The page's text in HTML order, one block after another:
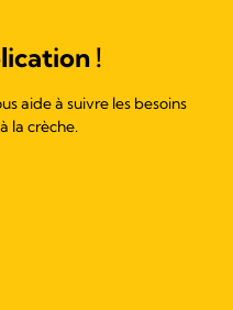
!
aide à suivre les besoins
la crèche.